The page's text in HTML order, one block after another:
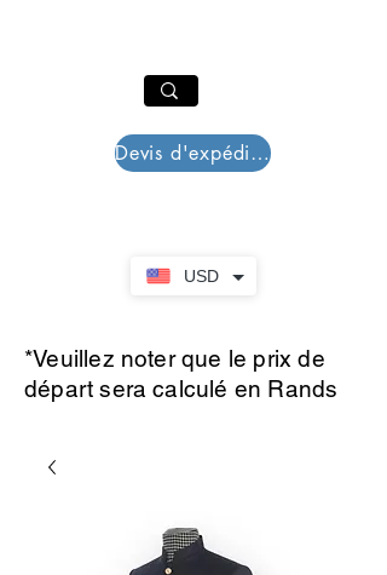
USD
Devis d'expédition
*Veuillez noter que le prix de
départ sera calculé en Rands